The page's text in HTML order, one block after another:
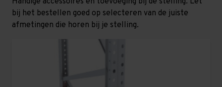
bij het bestellen goed op selecteren van de juiste
afmetingen die horen bij je stelling.